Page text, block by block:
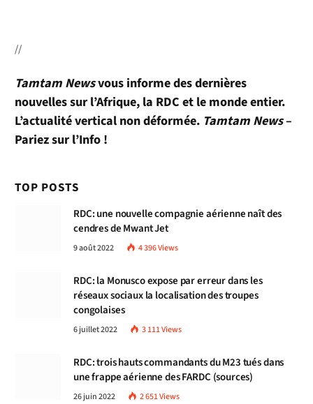
//
Tamtam Newsvous informe des dernières
nouvelles sur l’Afrique, la RDC et le monde entier.
L’actualité vertical non déformée. Tamtam News–
Pariez sur l’Info !
TOP POSTS
RDC: une nouvelle compagnie aérienne naît des
cendres de Mwant Jet
9 août 2022 4 396Views
RDC: la Monusco expose par erreur dans les
réseaux sociaux la localisation des troupes
congolaises
6 juillet 2022 3 111Views
RDC: trois hauts commandants du M23 tués dans
une frappe aérienne des FARDC (sources)
26 juin 2022 2 651Views